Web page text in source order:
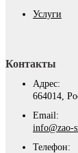
Услуги
Контакты
Адрес:
664014,
Email:
info@zao-
Телефон: